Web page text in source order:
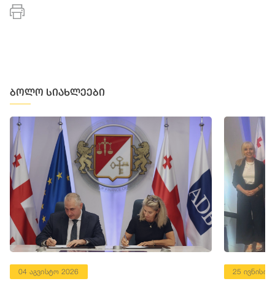
ბოლო სიახლეები
04 აგვისტო 2026 25 ივნისი